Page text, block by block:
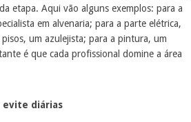
etapa. Aqui vão alguns exemplos: para a
em alvenaria; para a parte elétrica,
um azulejista; para a pintura, um
é que cada profissional domine a área
evite diárias